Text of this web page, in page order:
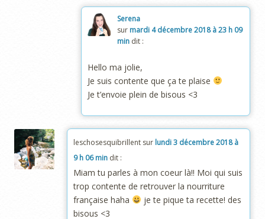
Serena
sur mardi 4 décembre 2018 à 23 h 09
min dit :
Hello ma jolie,
Je suis contente que ça te plaise
Je t’envoie plein de bisous <3
leschosesquibrillent sur lundi 3 décembre 2018 à
9 h 06 min dit :
Miam tu parles à mon coeur là!! Moi qui suis
trop contente de retrouver la nourriture
française haha
je te pique ta recette! des
bisous <3